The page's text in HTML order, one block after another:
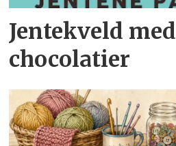
Jentekveld med
chocolatier